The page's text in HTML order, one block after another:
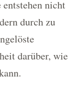
nicht
durch zu
darüber, wie